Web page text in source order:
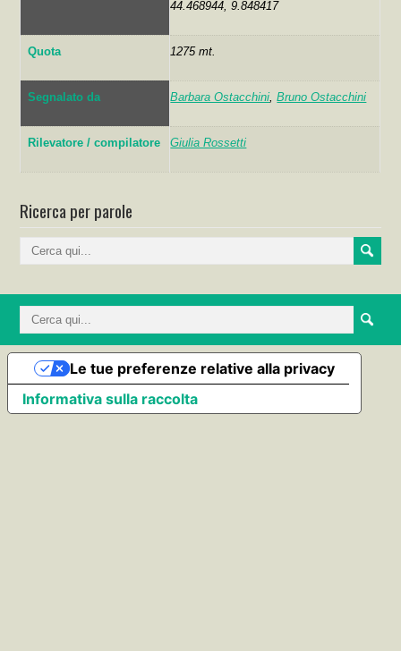
44.468944, 9.848417
Quota 1275 mt.
Segnalato da Barbara Ostacchini ,Bruno Ostacchini
Rilevatore / compilatore Giulia Rossetti
Ricerca per parole
Informativa sulla raccolta
Le tue preferenze relative alla privacy